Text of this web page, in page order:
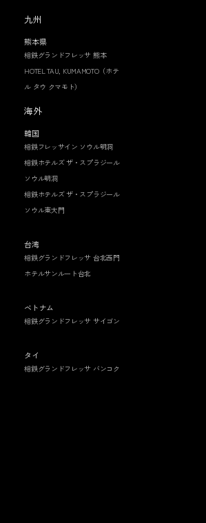
九州
熊本県
相鉄グランドフレッサ 熊本
HOTEL TAU, KUMAMOTO（ホテ
ル タウ クマモト）
海外
韓国
相鉄フレッサイン ソウル明洞
相鉄ホテルズ ザ・スプラジール
ソウル明洞
相鉄ホテルズ ザ・スプラジール
ソウル東大門
台湾
相鉄グランドフレッサ 台北西門
ホテルサンルート台北
ベトナム
相鉄グランドフレッサ サイゴン
タイ
相鉄グランドフレッサ バンコク